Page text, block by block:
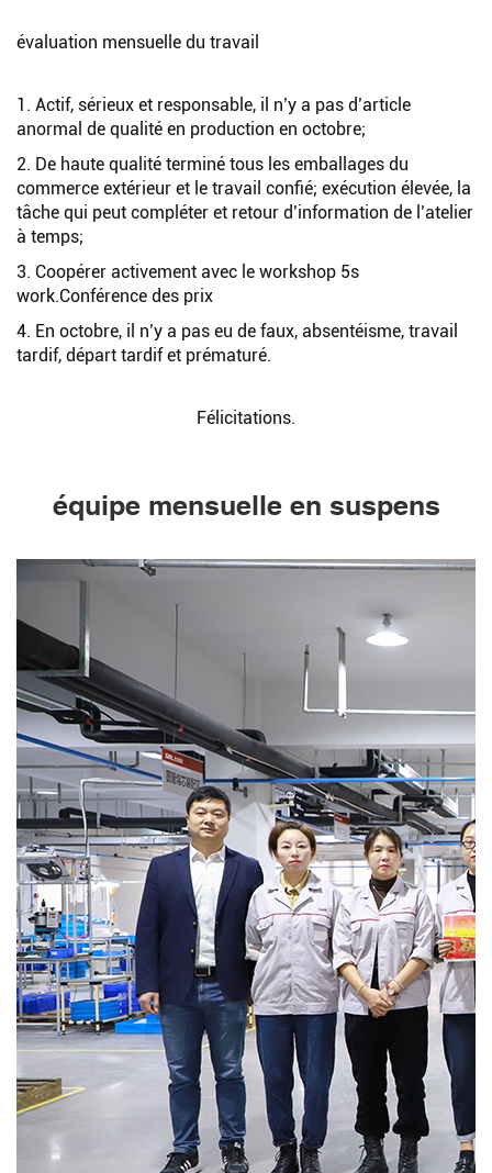
évaluation mensuelle du travail
1. Actif, sérieux et responsable, il n’y a pas d’article
anormal de qualité en production en octobre;
2. De haute qualité terminé tous les emballages du
commerce extérieur et le travail confié; exécution élevée, la
tâche qui peut compléter et retour d’information de l’atelier
à temps;
3. Coopérer activement avec le workshop 5s
work.Conférence des prix
4. En octobre, il n’y a pas eu de faux, absentéisme, travail
tardif, départ tardif et prématuré.
Félicitations.
équipe mensuelle en suspens